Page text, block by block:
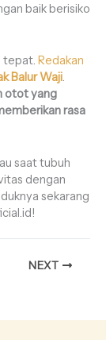
baik berisiko
tepat. Redakan
Balur Waji.
otot yang
rasa
saat tubuh
dengan
sekarang
NEXT